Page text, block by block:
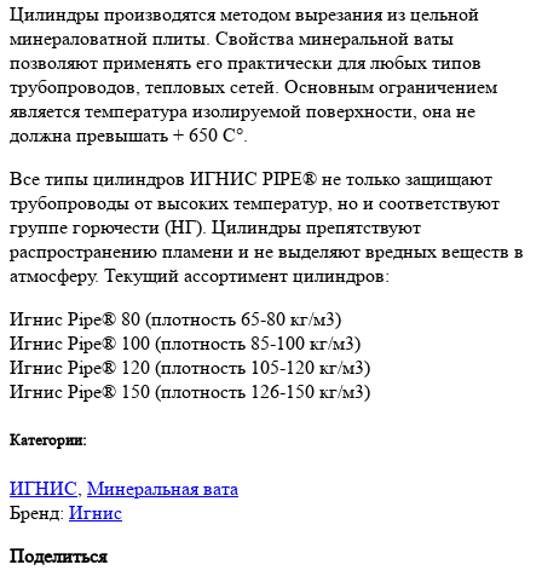
Цилиндры производятся методом вырезания из цельной
минераловатной плиты. Свойства минеральной ваты
позволяют применять его практически для любых типов
трубопроводов, тепловых сетей. Основным ограничением
является температура изолируемой поверхности, она не
должна превышать + 650 C°.
Все типы цилиндров ИГНИС PIPE® не только защищают
трубопроводы от высоких температур, но и соответствуют
группе горючести (НГ). Цилиндры препятствуют
распространению пламени и не выделяют вредных веществ в
атмосферу. Текущий ассортимент цилиндров:
Игнис Pipe® 80 (плотность 65-80 кг/м3)
Игнис Pipe® 100 (плотность 85-100 кг/м3)
Игнис Pipe® 120 (плотность 105-120 кг/м3)
Игнис Pipe® 150 (плотность 126-150 кг/м3)
Категории:
ИГНИС, Минеральная вата
Бренд: Игнис
Поделиться